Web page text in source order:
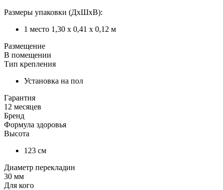
Размеры упаковки (ДхШхВ):
1 место 1,30 х 0,41 х 0,12 м
Размещение
В помещении
Тип крепления
Установка на пол
Гарантия
12 месяцев
Бренд
Формула здоровья
Высота
123 см
Диаметр перекладин
30 мм
Для кого